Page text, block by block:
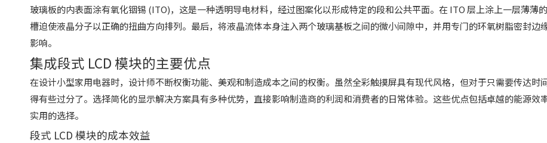
玻璃板的内表面涂有氧化铟锡 (ITO)，这是一种透明导电材料，经过图案化以形成特定的段和公共平面。在 ITO 层上涂上一层薄薄
槽迫使液晶分子以正确的扭曲方向排列。最后，将液晶流体本身注入两个玻璃基板之间的微小间隙中，并用专门的环氧树脂密封
影响。
集成段式 LCD 模块的主要优点
在设计小型家用电器时，设计师不断权衡功能、美观和制造成本之间的权衡。虽然全彩触摸屏具有现代风格，但对于只需要传达
得有些过分了。选择简化的显示解决方案具有多种优势，直接影响制造商的利润和消费者的日常体验。这些优点包括卓越的能源
实用的选择。
段式 LCD 模块的成本效益